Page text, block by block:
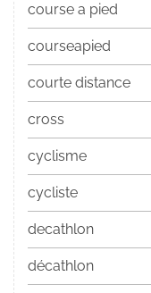
course a pied
courseapied
courte distance
cross
cyclisme
cycliste
decathlon
décathlon